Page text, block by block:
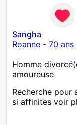
Sangha
Roanne - 70 ans
Homme
amoureuse
Recherche pour
si affinites voir